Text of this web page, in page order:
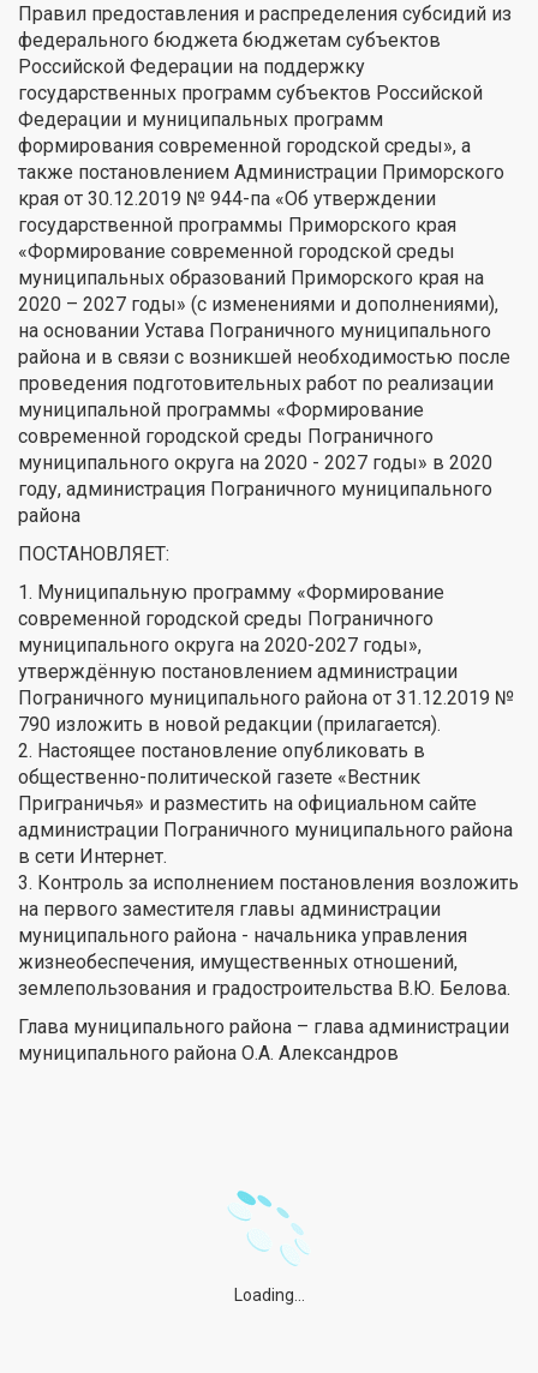
Правил предоставления и распределения субсидий из
федерального бюджета бюджетам субъектов
Российской Федерации на поддержку
государственных программ субъектов Российской
Федерации и муниципальных программ
формирования современной городской среды», а
также постановлением Администрации Приморского
края от 30.12.2019 № 944-па «Об утверждении
государственной программы Приморского края
«Формирование современной городской среды
муниципальных образований Приморского края на
2020 – 2027 годы» (с изменениями и дополнениями),
на основании Устава Пограничного муниципального
района и в связи с возникшей необходимостью после
проведения подготовительных работ по реализации
муниципальной программы «Формирование
современной городской среды Пограничного
муниципального округа на 2020 - 2027 годы» в 2020
году, администрация Пограничного муниципального
района
ПОСТАНОВЛЯЕТ:
1. Муниципальную программу «Формирование
современной городской среды Пограничного
муниципального округа на 2020-2027 годы»,
утверждённую постановлением администрации
Пограничного муниципального района от 31.12.2019 №
790 изложить в новой редакции (прилагается).
2. Настоящее постановление опубликовать в
общественно-политической газете «Вестник
Приграничья» и разместить на официальном сайте
администрации Пограничного муниципального района
в сети Интернет.
3. Контроль за исполнением постановления возложить
на первого заместителя главы администрации
муниципального района - начальника управления
жизнеобеспечения, имущественных отношений,
землепользования и градостроительства В.Ю. Белова.
Глава муниципального района – глава администрации
муниципального района О.А. Александров
Loading...